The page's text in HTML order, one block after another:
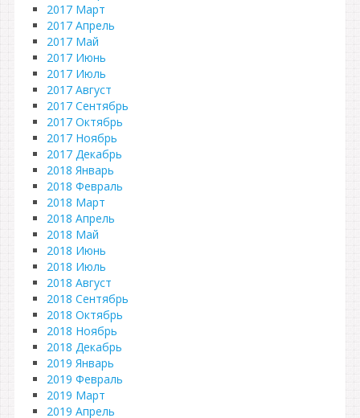
2017 Март
2017 Апрель
2017 Май
2017 Июнь
2017 Июль
2017 Август
2017 Сентябрь
2017 Октябрь
2017 Ноябрь
2017 Декабрь
2018 Январь
2018 Февраль
2018 Март
2018 Апрель
2018 Май
2018 Июнь
2018 Июль
2018 Август
2018 Сентябрь
2018 Октябрь
2018 Ноябрь
2018 Декабрь
2019 Январь
2019 Февраль
2019 Март
2019 Апрель